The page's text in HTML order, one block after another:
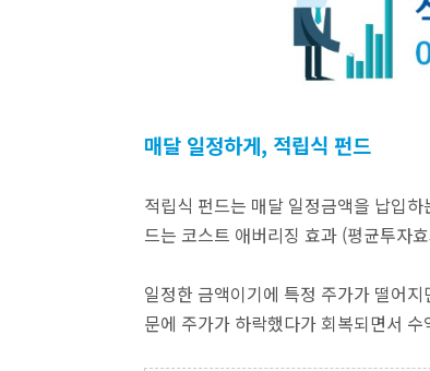
매달 일정하게, 적립식 펀드
적립식 펀드는 매달 일정금액을 납입
드는 코스트 애버리징 효과 (평균투자
일정한 금액이기에 특정 주가가 떨어
문에 주가가 하락했다가 회복되면서